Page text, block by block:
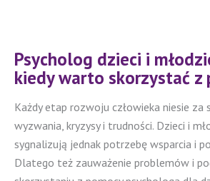
Psycholog dzieci i
kiedy warto skorzystać z
Każdy etap rozwoju człowieka niesie za
wyzwania, kryzysy i trudności. Dzieci i
sygnalizują jednak potrzebę wsparcia i
Dlatego też zauważenie problemów i